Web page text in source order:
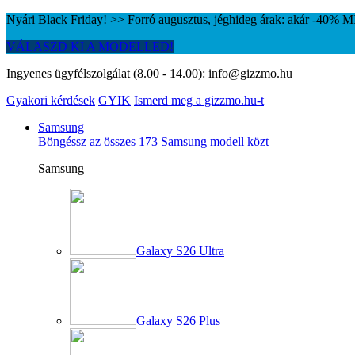
Nyári Black Friday! >> Forró augusztus, jéghideg árak: akár -40%
VÁLASZD KI A MODELLED!
Ingyenes ügyfélszolgálat (8.00 - 14.00): info@gizzmo.hu
Gyakori kérdések GYIK Ismerd meg a gizzmo.hu-t
Samsung
Böngéssz az összes 173 Samsung modell közt
Samsung
Galaxy S26 Ultra
Galaxy S26 Plus